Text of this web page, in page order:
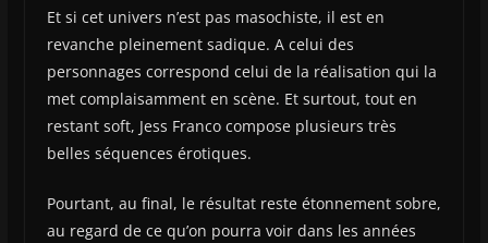
Et si cet univers n’est pas masochiste, il est en
revanche pleinement sadique. A celui des
personnages correspond celui de la réalisation qui la
met complaisamment en scène. Et surtout, tout en
restant soft, Jess Franco compose plusieurs très
belles séquences érotiques.
Pourtant, au final, le résultat reste étonnement sobre,
au regard de ce qu’on pourra voir dans les années